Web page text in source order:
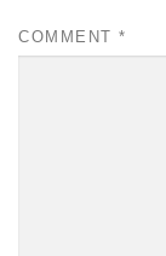
COMMENT *